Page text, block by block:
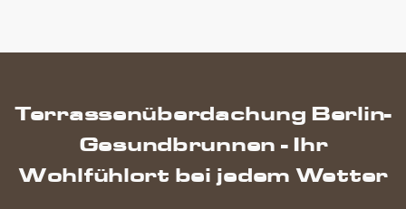
Terrassenüberdachung Berlin-
Gesundbrunnen - Ihr
Wohlfühlort bei jedem Wetter